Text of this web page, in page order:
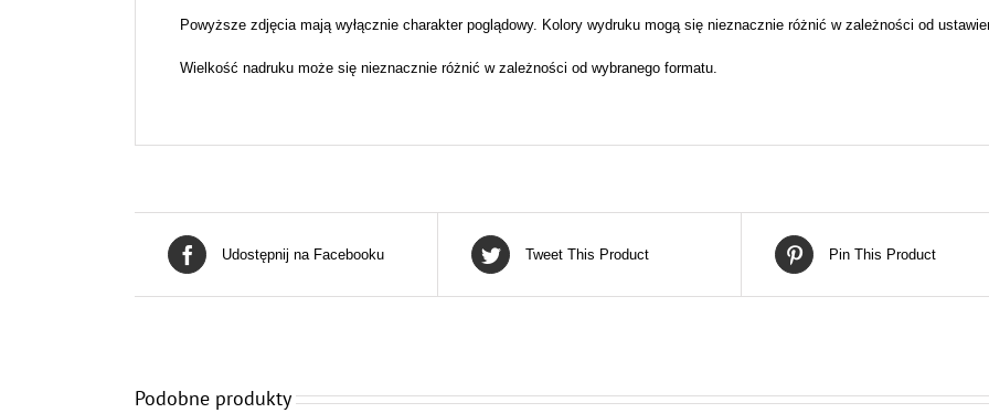
Powyższe zdjęcia mają wyłącznie charakter poglądowy. Kolory wydruku mogą się nieznacznie różnić w zależności od
Wielkość nadruku może się nieznacznie różnić w zależności od wybranego formatu.
Udostępnij na Facebooku Tweet This Product Pin This Product
Podobne produkty